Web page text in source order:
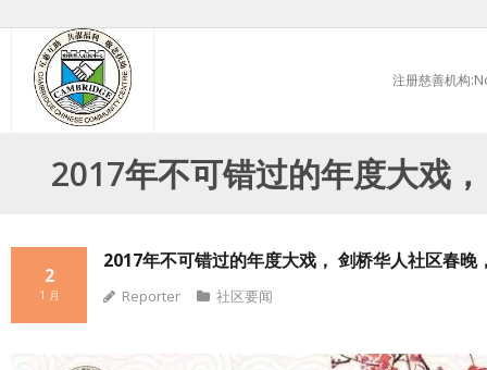
content
注册慈善机构
2017年不可错过的年度大戏
2017年不可错过的年度大戏， 剑桥华人社区春
2
1 月 Reporter 社区要闻